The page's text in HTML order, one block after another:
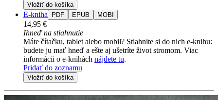
Vložiť do košíka
E-kniha PDF EPUB MOBI
14,95 €
Ihneď na stiahnutie
Máte čítačku, tablet alebo mobil? Stiahnite si do nich e-knihu:
budete ju mať hneď a ešte aj ušetríte život stromom. Viac
informácii o e-knihách nájdete tu.
Pridať do zoznamu
Vložiť do košíka